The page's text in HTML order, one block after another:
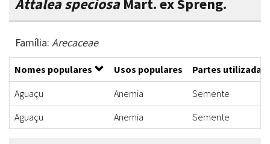
Attalea speciosaMart. ex Spreng.
Família: Arecaceae
Nomes populares Usos populares
Partes utilizadas
Aguaçu
Anemia
Semente
Aguaçu
Anemia Semente